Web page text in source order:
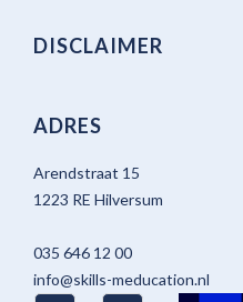
DISCLAIMER
ADRES
Arendstraat 15
1223 RE Hilversum
035 646 12 00
info@skills-meducation.nl